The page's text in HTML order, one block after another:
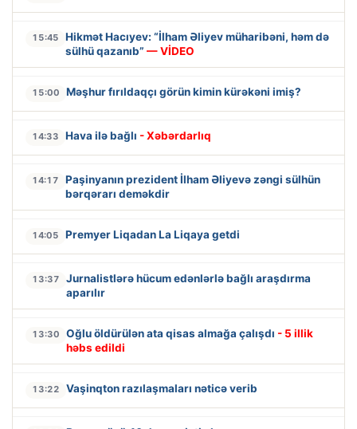
15:45
Hikmət Hacıyev: “İlham Əliyev müharibəni, həm də
sülhü qazanıb” — VİDEO
15:00 Məşhur fırıldaqçı görün kimin kürəkəni imiş?
14:33 Hava ilə bağlı - Xəbərdarlıq
14:17
Paşinyanın prezident İlham Əliyevə zəngi sülhün
bərqərarı deməkdir
14:05 Premyer Liqadan La Liqaya getdi
13:37
Jurnalistlərə hücum edənlərlə bağlı araşdırma
aparılır
13:30 Oğlu öldürülən ata qisas almağa çalışdı - 5 illik
həbs edildi
13:22 Vaşinqton razılaşmaları nəticə verib